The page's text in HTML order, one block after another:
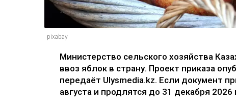
pixabay
Министерство сельского хозяйства
ввоз яблок в страну. Проект приказа
передаёт Ulysmedia.kz. Если документ
августа и продлятся до 31 декабря 2026